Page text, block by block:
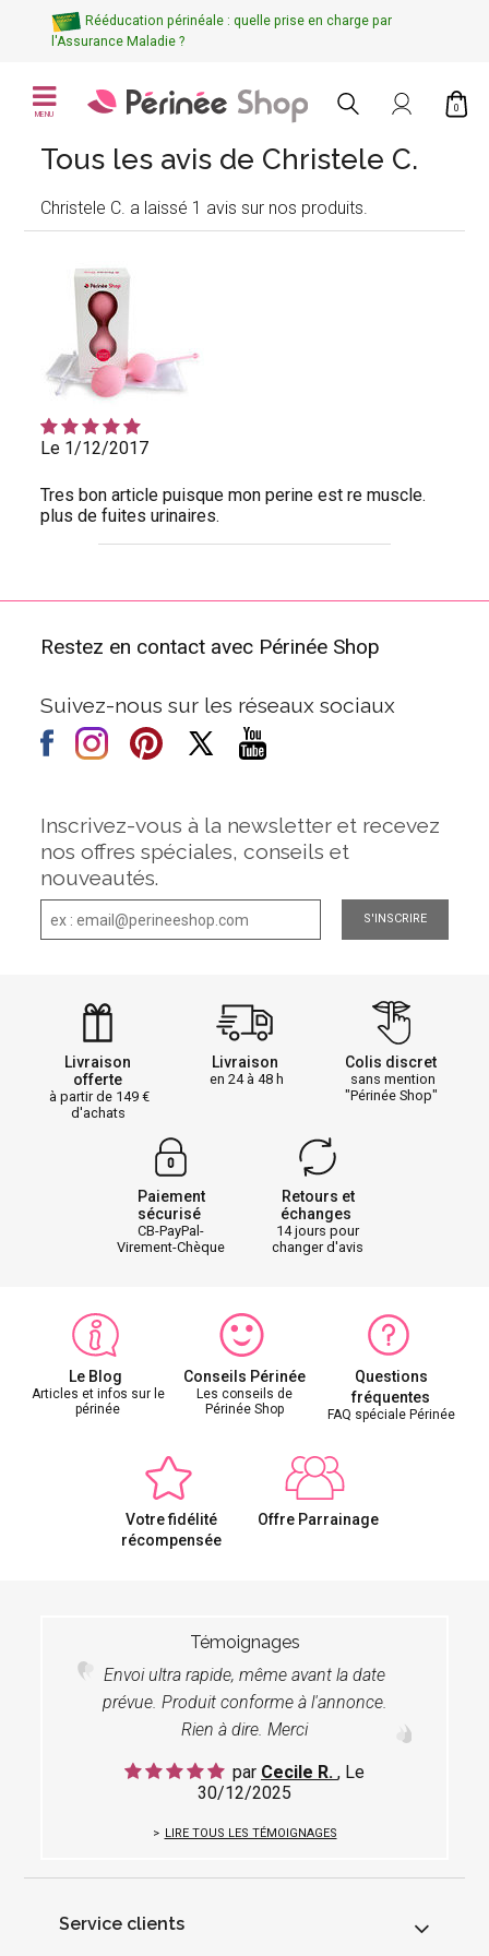
Rééducation périnéale : quelle prise en charge par
l'Assurance Maladie ?
MENU
0
Tous les avis de Christele C.
Christele C. a laissé 1 avis sur nos produits.
Le 1/12/2017
Tres bon article puisque mon perine est re muscle.
plus de fuites urinaires.
Restez en contact avec Périnée Shop
Suivez-nous sur les réseaux sociaux
Inscrivez-vous à la newsletter et recevez
nos offres spéciales, conseils et
nouveautés.
S'INSCRIRE
Livraison
offerte
à partir de 149
d'achats
Livraison
en 24 à 48 h
Colis discret
sans mention
"Périnée Shop"
Paiement
sécurisé
CB-PayPal-
Virement-Chèque
Retours et
échanges
14 jours pour
changer d'avis
Le Blog
Articles et infos sur le
périnée
Conseils Périnée
Les conseils de
Périnée Shop
Questions
fréquentes
FAQ spéciale Périnée
Votre fidélité
récompensée
Offre Parrainage
Témoignages
Envoi ultra rapide, même avant la date
prévue. Produit conforme à l'annonce.
Rien à dire. Merci
par Cecile R. , Le
30/12/2025
LIRE TOUS LES TÉMOIGNAGES
Service clients